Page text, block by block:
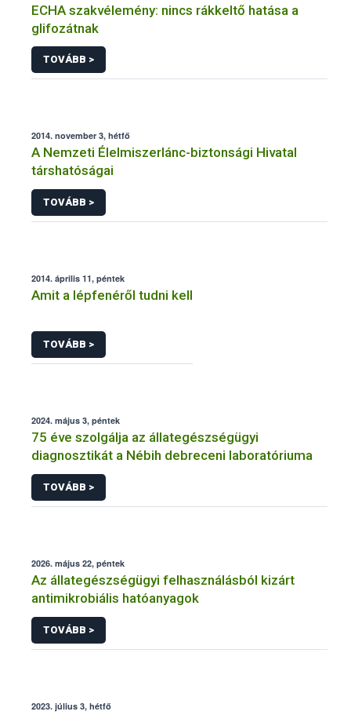
ECHA szakvélemény: nincs rákkeltő hatása a
glifozátnak
TOVÁBB >
2014. november 3, hétfő
A Nemzeti Élelmiszerlánc-biztonsági Hivatal
társhatóságai
TOVÁBB >
2014. április 11, péntek
Amit a lépfenéről tudni kell
TOVÁBB >
2024. május 3, péntek
75 éve szolgálja az állategészségügyi
diagnosztikát a Nébih debreceni laboratóriuma
TOVÁBB >
2026. május 22, péntek
Az állategészségügyi felhasználásból kizárt
antimikrobiális hatóanyagok
TOVÁBB >
2023. július 3, hétfő